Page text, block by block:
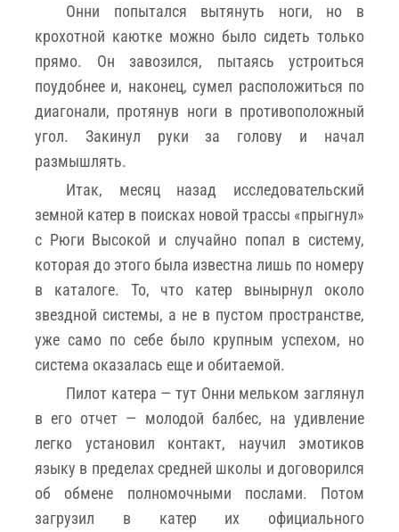
Онни попытался вытянуть ноги, но в
крохотной каютке можно было сидеть только
прямо. Он завозился, пытаясь устроиться
поудобнее и, наконец, сумел расположиться по
диагонали, протянув ноги в противоположный
угол. Закинул руки за голову и начал
размышлять.
Итак, месяц назад исследовательский
земной катер в поисках новой трассы «прыгнул»
с Рюги Высокой и случайно попал в систему,
которая до этого была известна лишь по номеру
в каталоге. То, что катер вынырнул около
звездной системы, а не в пустом пространстве,
уже само по себе было крупным успехом, но
система оказалась еще и обитаемой.
Пилот катера — тут Онни мельком заглянул
в его отчет — молодой балбес, на удивление
легко установил контакт, научил эмотиков
языку в пределах средней школы и договорился
об обмене полномочными послами. Потом
загрузил в катер их официального